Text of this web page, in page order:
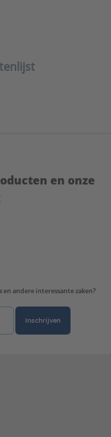
en onze
andere interessante zaken?
Inschrijven